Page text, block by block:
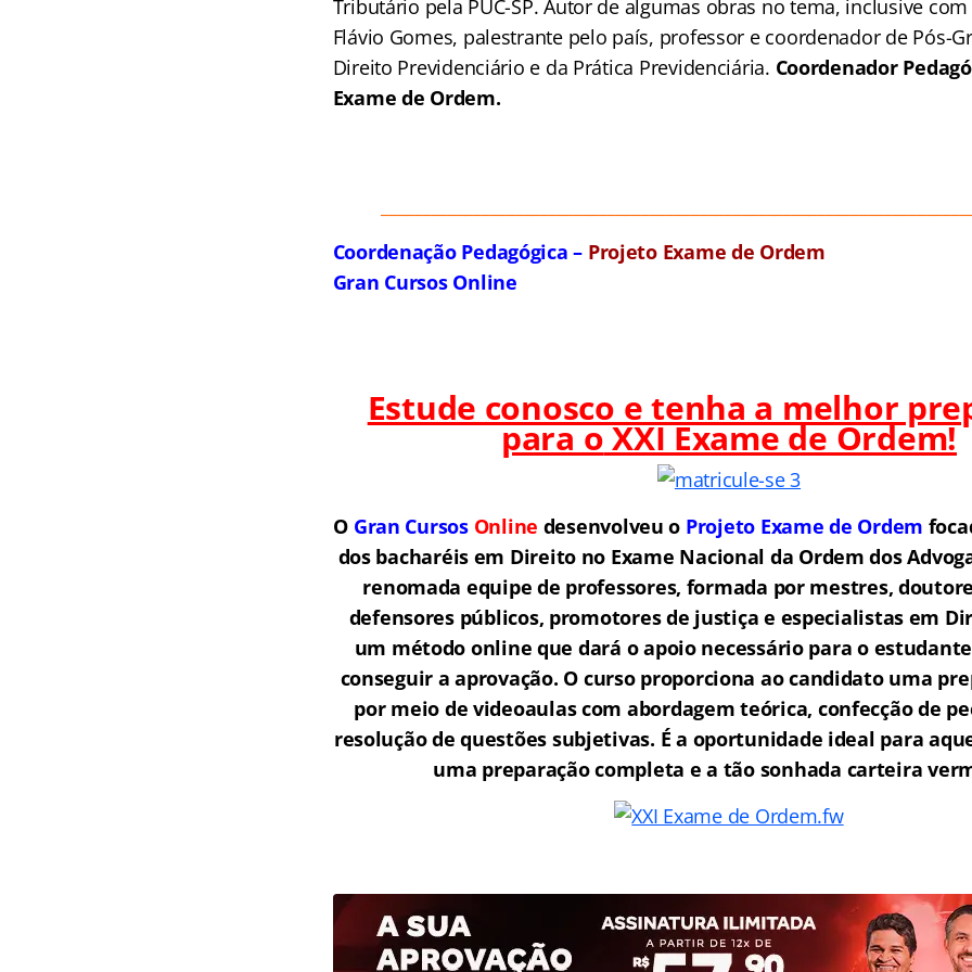
Tributário pela PUC-SP. Autor de algumas obras no tema, inclusive com
Flávio Gomes, palestrante pelo país, professor e coordenador de Pós-
Direito Previdenciário e da Prática Previdenciária. Coordenador
Exame de Ordem.
Coordenação Pedagógica – Projeto Exame de Ordem
Gran Cursos Online
Estude conosco e tenha a melhor
para oXXI Exame de Ordem!
O Gran Cursos Online desenvolveu o Projeto Exame de Ordem fo
dos bacharéis em Direito no Exame Nacional da Ordem dos
renomada equipe de professores, formada por mestres,
defensores públicos, promotores de justiça e especialistas em
um método online que dará o apoio necessário para o
conseguir a aprovação. O curso proporciona ao candidato uma
por meio de videoaulas com abordagem teórica, confecção de
resolução de questões subjetivas. É a oportunidade ideal para
uma preparação completa e a tão sonhada carteira